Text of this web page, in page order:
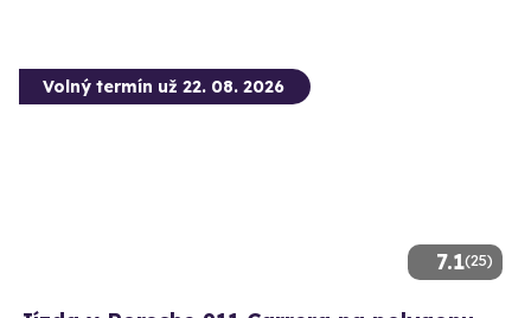
7.1(25)
Volný termín už 22. 08. 2026